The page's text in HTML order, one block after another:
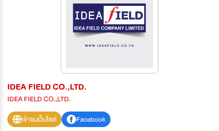
IDEA FIELD CO.,LTD.
IDEA FIELD CO.,LTD.
เข้าชมเว็บไซต์
Facebook